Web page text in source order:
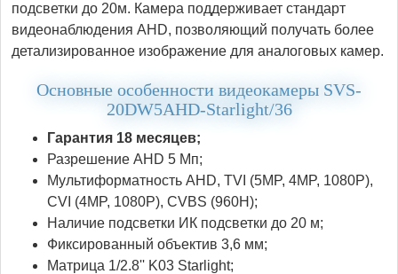
подсветки до 20м. Камера поддерживает стандарт
видеонаблюдения AHD, позволяющий получать более
детализированное изображение для аналоговых камер.
Основные особенности видеокамеры SVS-
20DW5AHD-Starlight/36
Гарантия 18 месяцев;
Разрешение AHD 5 Мп;
Мультиформатность AHD, TVI (5MP, 4MP, 1080P),
CVI (4MP, 1080P), CVBS (960Н);
Наличие подсветки ИК подсветки до 20 м;
Фиксированный объектив 3,6 мм;
Матрица 1/2.8'' K03 Starlight;